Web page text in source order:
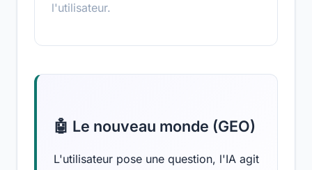
l'utilisateur.
🤖 Le nouveau monde (GEO)
L'utilisateur pose une question, l'IA agit